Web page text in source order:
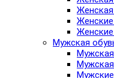
Мужская